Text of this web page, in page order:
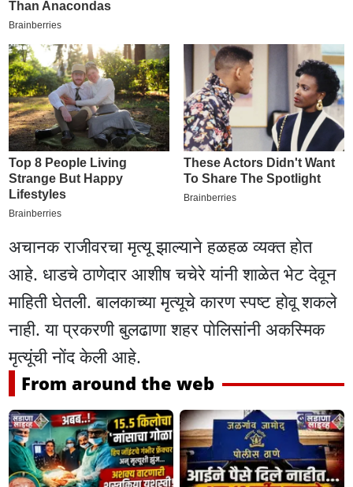
अचानक राजीवरचा मृत्यू झाल्याने हळहळ व्यक्त हाेत
आहे. धाडचे ठाणेदार आशीष चचेरे यांनी शाळेत भेट देवून
माहिती घेतली. बालकाच्या मृत्यूचे कारण स्पष्ट हाेवू शकले
नाही. या प्रकरणी बुलढाणा शहर पाेलिसांनी अकस्मिक
मृत्यूंची नाेंद केली आहे.
From around the web